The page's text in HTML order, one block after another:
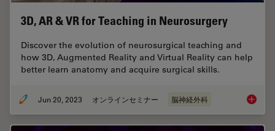
3D, AR & VR for Teaching in Neurosurgery
Discover the evolution of neurosurgical teaching and
how 3D, Augmented Reality and Virtual Reality can help
better learn anatomy and acquire surgical skills.
Jun 20, 2023 オンラインセミナー 脳神経外科 3D, AR